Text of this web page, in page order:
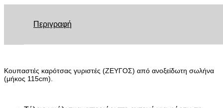
Περιγραφή
Κουπαστές καρότσας γυριστές (ΖΕΥΓΟΣ) από ανοξείδωτη σωλήνα
(μήκος 115cm).